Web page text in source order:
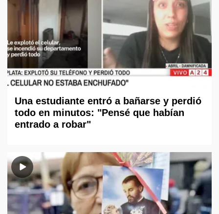
Una estudiante entró a bañarse y perdió
todo en minutos: "Pensé que habían
entrado a robar"